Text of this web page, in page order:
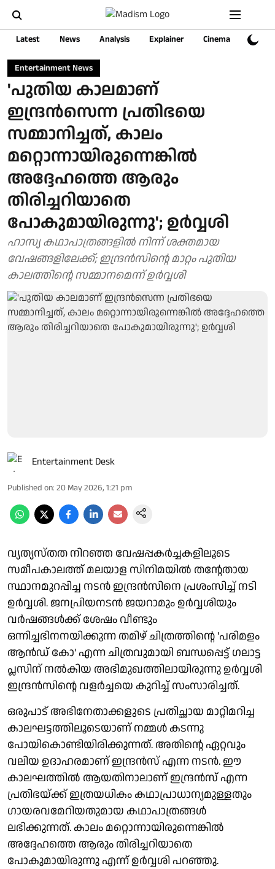
Latest News Analysis Explainer Cinema Sports
Entertainment News
'പുതിയ കാലമാണ്
ഇന്ദ്രൻസെന്ന പ്രതിഭയെ
സമ്മാനിച്ചത്, കാലം
മറ്റൊന്നായിരുന്നെങ്കിൽ
അദ്ദേഹത്തെ ആരും
തിരിച്ചറിയാതെ
പോകുമായിരുന്നു'; ഉർവ്വശി
ഹാസ്യ കഥാപാത്രങ്ങളിൽ നിന്ന് ശക്തമായ
വേഷങ്ങളിലേക്ക്; ഇന്ദ്രൻസിന്റെ മാറ്റം പുതിയ
കാലത്തിന്റെ സമ്മാനമെന്ന് ഉർവ്വശി
Entertainment Desk
Published on: 20 May 2026, 1:21 pm
വ്യത്യസ്തത നിറഞ്ഞ വേഷപ്പകർച്ചകളിലൂടെ
സമീപകാലത്ത് മലയാള സിനിമയിൽ തന്റേതായ
സ്ഥാനമുറപ്പിച്ച നടൻ ഇന്ദ്രൻസിനെ പ്രശംസിച്ച് നടി
ഉർവ്വശി. ജനപ്രിയനടൻ ജയറാമും ഉർവ്വശിയും
വർഷങ്ങൾക്ക് ശേഷം വീണ്ടും
ഒന്നിച്ചഭിനനയിക്കുന്ന തമിഴ് ചിത്രത്തിന്റെ 'പരിമളം
ആൻഡ് കോ' എന്ന ചിത്രവുമായി ബന്ധപ്പെട്ട് ഗലാട്ട
പ്ലസിന് നൽകിയ അഭിമുഖത്തിലായിരുന്നു ഉർവ്വശി
ഇന്ദ്രൻസിന്റെ വളർച്ചയെ കുറിച്ച് സംസാരിച്ചത്.
ഒരുപാട് അഭിനേതാക്കളുടെ പ്രതിച്ഛായ മാറ്റിമറിച്ച
കാലഘട്ടത്തിലൂടെയാണ് നമ്മൾ കടന്നു
പോയികൊണ്ടിയിരിക്കുന്നത്. അതിന്റെ ഏറ്റവും
വലിയ ഉദാഹരമാണ് ഇന്ദ്രൻസ് എന്ന നടൻ. ഈ
കാലഘത്തിൽ ആയതിനാലാണ് ഇന്ദ്രൻസ് എന്ന
പ്രതിഭയ്ക്ക് ഇത്രയധികം കഥാപ്രാധാന്യമുള്ളതും
ഗായരവമേറിയതുമായ കഥാപാത്രങ്ങൾ
ലഭിക്കുന്നത്. കാലം മറ്റൊന്നായിരുന്നെങ്കിൽ
അദ്ദേഹത്തെ ആരും തിരിച്ചറിയാതെ
പോകുമായിരുന്നു എന്ന് ഉർവ്വശി പറഞ്ഞു.